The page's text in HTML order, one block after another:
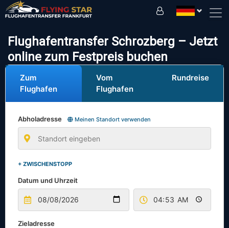
Flughafentransfer Schrozberg – Jetzt
online zum Festpreis buchen
Zum
Flughafen
Vom
Flughafen
Rundreise
Abholadresse Meinen Standort verwenden
+ ZWISCHENSTOPP
Datum und Uhrzeit
Zieladresse